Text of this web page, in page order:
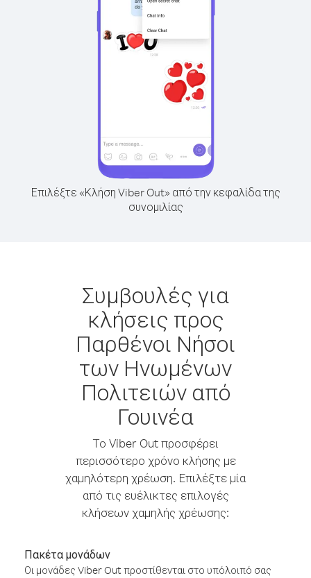
Επιλέξτε «Κλήση Viber Out» από την κεφαλίδα της
συνομιλίας
Συμβουλές για
κλήσεις προς
Παρθένοι Νήσοι
των Ηνωμένων
Πολιτειών από
Γουινέα
Το Viber Out προσφέρει
περισσότερο χρόνο κλήσης με
χαμηλότερη χρέωση. Επιλέξτε μία
από τις ευέλικτες επιλογές
κλήσεων χαμηλής χρέωσης:
Πακέτα μονάδων
Οι μονάδες Viber Out προστίθενται στο υπόλοιπό σας